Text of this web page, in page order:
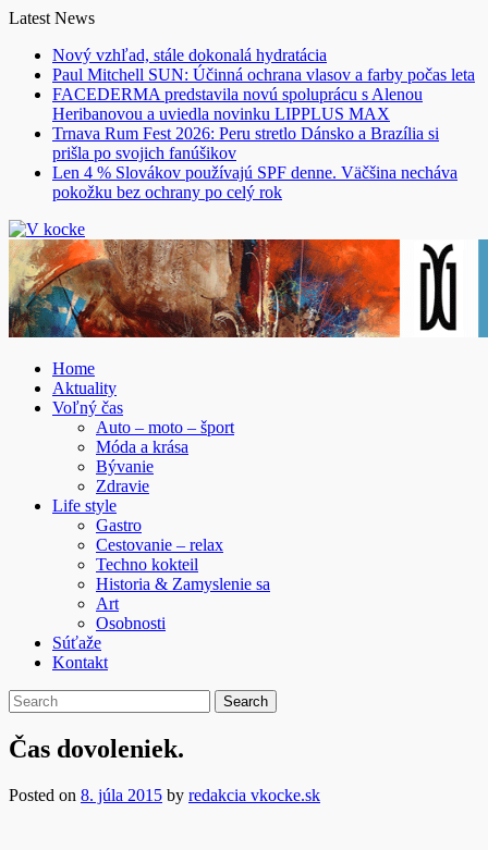
Skip
content
Latest News
Nový vzhľad, stále dokonalá hydratácia
Paul Mitchell SUN: Účinná ochrana vlasov a farby počas leta
FACEDERMA predstavila novú spoluprácu s Alenou
Heribanovou a uviedla novinku LIPPLUS MAX
Trnava Rum Fest 2026: Peru stretlo Dánsko a Brazília si
prišla po svojich fanúšikov
Len 4 % Slovákov používajú SPF denne. Väčšina necháva
pokožku bez ochrany po celý rok
Home
Aktuality
Voľný čas
Auto – moto – šport
Móda a krása
Bývanie
Zdravie
Life style
Gastro
Cestovanie – relax
Techno kokteil
Historia & Zamyslenie sa
Art
Osobnosti
Súťaže
Kontakt
Čas dovoleniek.
Posted on 8. júla 2015 by redakcia vkocke.sk